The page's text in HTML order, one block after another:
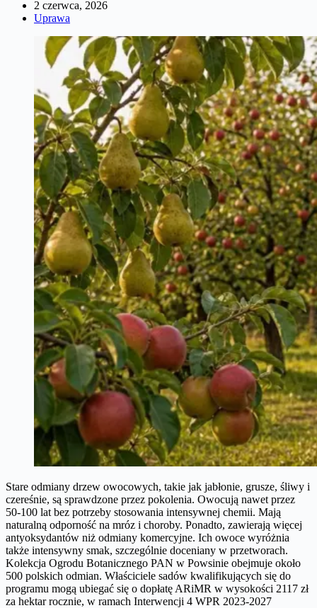
2 czerwca, 2026
Uprawa
Stare odmiany drzew owocowych, takie jak jabłonie, grusze, śliwy i
czereśnie, są sprawdzone przez pokolenia. Owocują nawet przez
50-100 lat bez potrzeby stosowania intensywnej chemii. Mają
naturalną odporność na mróz i choroby. Ponadto, zawierają więcej
antyoksydantów niż odmiany komercyjne. Ich owoce wyróżnia
także intensywny smak, szczególnie doceniany w przetworach.
Kolekcja Ogrodu Botanicznego PAN w Powsinie obejmuje około
500 polskich odmian. Właściciele sadów kwalifikujących się do
programu mogą ubiegać się o dopłatę ARiMR w wysokości 2117 zł
za hektar rocznie, w ramach Interwencji 4 WPR 2023-2027